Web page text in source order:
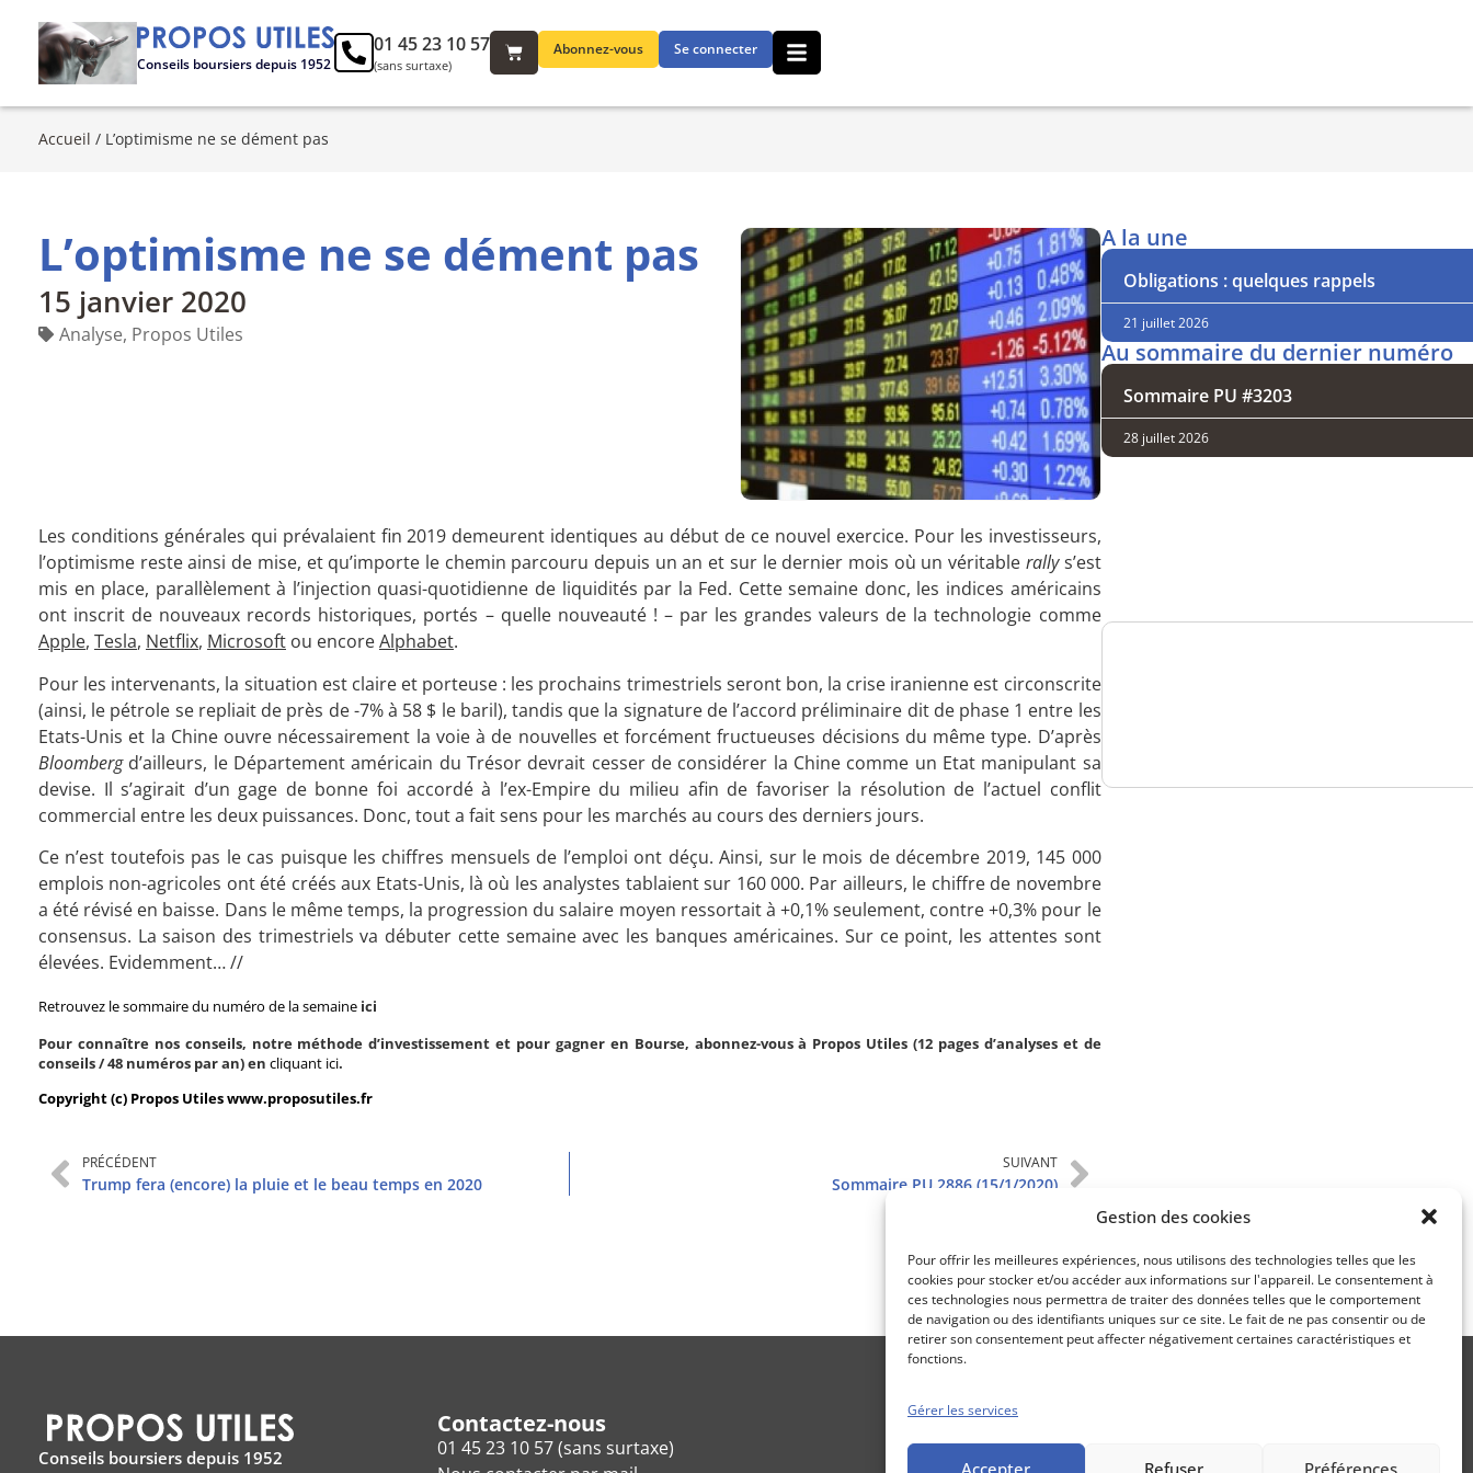
Gestion des cookies
Pour offrir les meilleures expériences, nous utilisons des technologies telles que les
cookies pour stocker et/ou accéder aux informations sur l'appareil. Le consentement à
ces technologies nous permettra de traiter des données telles que le comportement
de navigation ou des identifiants uniques sur ce site. Le fait de ne pas consentir ou de
retirer son consentement peut affecter négativement certaines caractéristiques et
fonctions.
Gérer les services
Accepter Refuser Préférences
Conseils boursiers depuis 1952
Abonnez-vous Se connecter
01 45 23 10 57
(sans surtaxe)
Accueil / L’optimisme ne se dément pas
L’optimisme ne se dément pas
15 janvier 2020
Analyse, Propos Utiles
Les conditions générales qui prévalaient fin 2019 demeurent identiques au début de ce nouvel exercice. Pour les investisseurs,
l’optimisme reste ainsi de mise, et qu’importe le chemin parcouru depuis un an et sur le dernier mois où un véritable rallys’est
mis en place, parallèlement à l’injection quasi-quotidienne de liquidités par la Fed. Cette semaine donc, les indices américains
ont inscrit de nouveaux records historiques, portés – quelle nouveauté ! – par les grandes valeurs de la technologie comme
Apple, Tesla, Netflix, Microsoft ou encoreAlphabet.
Pour les intervenants, la situation est claire et porteuse : les prochains trimestriels seront bon, la crise iranienne est circonscrite
(ainsi, le pétrole se repliait de près de -7% à 58 $ le baril), tandis que la signature de l’accord préliminaire dit de phase 1 entre les
Etats-Unis et la Chine ouvre nécessairement la voie à de nouvelles et forcément fructueuses décisions du même type. D’après
Bloombergd’ailleurs, le Département américain du Trésor devrait cesser de considérer la Chine comme un Etat manipulant sa
devise. Il s’agirait d’un gage de bonne foi accordé à l’ex-Empire du milieu afin de favoriser la résolution de l’actuel conflit
commercial entre les deux puissances. Donc, tout a fait sens pour les marchés au cours des derniers jours.
Ce n’est toutefois pas le cas puisque les chiffres mensuels de l’emploi ont déçu. Ainsi, sur le mois de décembre 2019, 145 000
emplois non-agricoles ont été créés aux Etats-Unis, là où les analystes tablaient sur 160 000. Par ailleurs, le chiffre de novembre
a été révisé en baisse. Dans le même temps, la progression du salaire moyen ressortait à +0,1% seulement, contre +0,3% pour le
consensus. La saison des trimestriels va débuter cette semaine avec les banques américaines. Sur ce point, les attentes sont
élevées. Evidemment… //
Retrouvez le sommaire du numéro de la semaine ici
Pour connaître nos conseils, notre méthode d’investissement et pour gagner en Bourse, abonnez-vous à Propos Utiles (12 pages d’analyses et de
conseils / 48 numéros par an) en cliquant ici.
Copyright (c) Propos Utiles www.proposutiles.fr
PRÉCÉDENT
Trump fera (encore) la pluie et le beau temps en 2020
SUIVANT
Sommaire PU 2886 (15/1/2020)
A la une
Obligations : quelques rappels
21 juillet 2026
Au sommaire du dernier numéro
Sommaire PU #3203
28 juillet 2026
notre méthode d'investissement
Conseils boursiers depuis 1952
Contactez-nous
01 45 23 10 57 (sans surtaxe)
Propos Utiles est une publication